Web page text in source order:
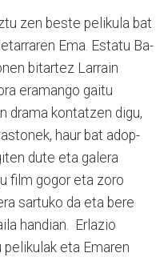
zen beste pelikula bat
Ema. Estatu Ba­
bitartez Larrain
era­mango gaitu
drama kontatzen digu,
haur bat adop­
du­te eta galera
film gogor eta zoro
sartuko da eta bere
handian. Er­la­zio
eta Emaren